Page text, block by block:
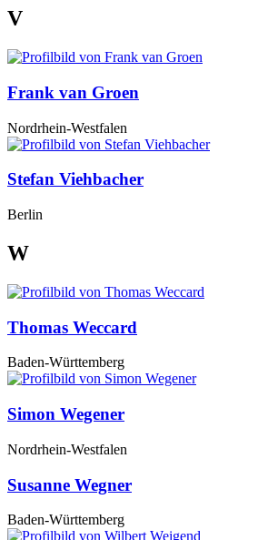
V
Frank van Groen
Nordrhein-Westfalen
Stefan Viehbacher
Berlin
W
Thomas Weccard
Baden-Württemberg
Simon Wegener
Nordrhein-Westfalen
Susanne Wegner
Baden-Württemberg